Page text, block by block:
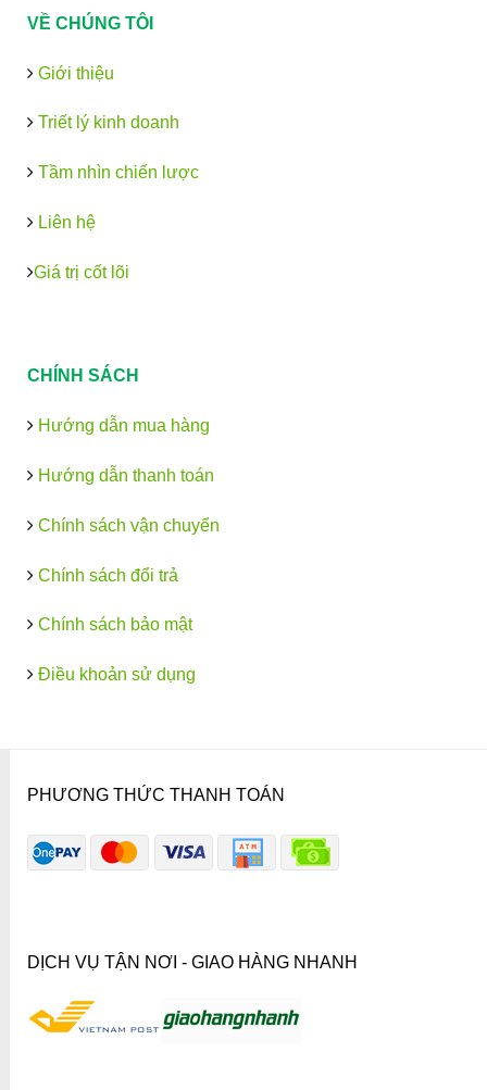
VỀ CHÚNG TÔI
Giới thiệu
Triết lý kinh doanh
Tầm nhìn chiến lược
Liên hệ
Giá trị cốt lõi
CHÍNH SÁCH
Hướng dẫn mua hàng
Hướng dẫn thanh toán
Chính sách vận chuyển
Chính sách đổi trả
Chính sách bảo mật
Điều khoản sử dụng
PHƯƠNG THỨC THANH TOÁN
DỊCH VỤ TẬN NƠI - GIAO HÀNG NHANH